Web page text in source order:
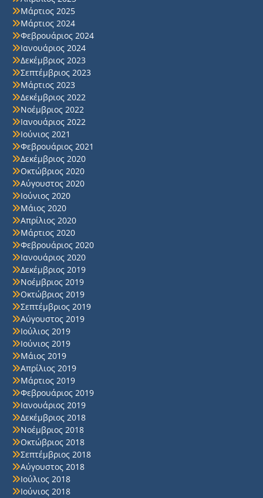
Μάρτιος 2025
Μάρτιος 2024
Φεβρουάριος 2024
Ιανουάριος 2024
Δεκέμβριος 2023
Σεπτέμβριος 2023
Μάρτιος 2023
Δεκέμβριος 2022
Νοέμβριος 2022
Ιανουάριος 2022
Ιούνιος 2021
Φεβρουάριος 2021
Δεκέμβριος 2020
Οκτώβριος 2020
Αύγουστος 2020
Ιούνιος 2020
Μάιος 2020
Απρίλιος 2020
Μάρτιος 2020
Φεβρουάριος 2020
Ιανουάριος 2020
Δεκέμβριος 2019
Νοέμβριος 2019
Οκτώβριος 2019
Σεπτέμβριος 2019
Αύγουστος 2019
Ιούλιος 2019
Ιούνιος 2019
Μάιος 2019
Απρίλιος 2019
Μάρτιος 2019
Φεβρουάριος 2019
Ιανουάριος 2019
Δεκέμβριος 2018
Νοέμβριος 2018
Οκτώβριος 2018
Σεπτέμβριος 2018
Αύγουστος 2018
Ιούλιος 2018
Ιούνιος 2018